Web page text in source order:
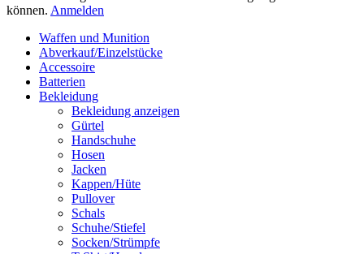
können. Anmelden
Waffen und Munition
Abverkauf/Einzelstücke
Accessoire
Batterien
Bekleidung
Bekleidung anzeigen
Gürtel
Handschuhe
Hosen
Jacken
Kappen/Hüte
Pullover
Schals
Schuhe/Stiefel
Socken/Strümpfe